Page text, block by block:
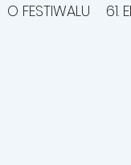
O FESTIWALU 61.